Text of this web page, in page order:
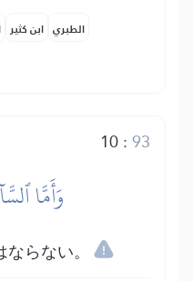
ابن كثير الطبري
10:93
وَأَمَّا
らない。